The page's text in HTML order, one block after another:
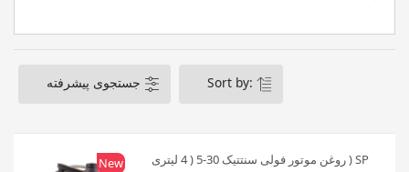
Sort by:
New
روغن موتور فولی سنتتیک 30-5 ( 4 لیتری ) SP